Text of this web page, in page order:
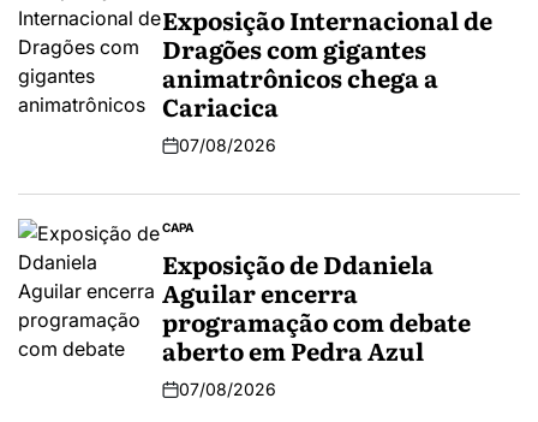
Exposição Internacional de
Dragões com gigantes
animatrônicos chega a
Cariacica
07/08/2026
CAPA
Exposição de Ddaniela
Aguilar encerra
programação com debate
aberto em Pedra Azul
07/08/2026